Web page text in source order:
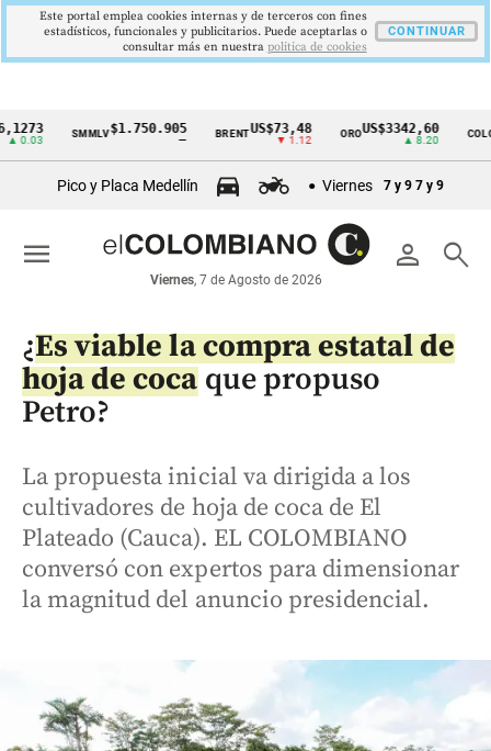
Cintillo
económicos
Colombia
SMMLV$1.750.905 BRENT US$73,48
▼ 1.12
ORO US$3342,60 COLCAP
Pico y Placa Medellín Viernes 7 y 9 7 y 9
person search
Viernes, 7 de Agosto de 2026
menu
¿Es viable la compra estatal de
hoja de cocaque propuso
Petro?
La propuesta inicial va dirigida a los
cultivadores de hoja de coca de El
Plateado (Cauca). EL COLOMBIANO
conversó con expertos para dimensionar
la magnitud del anuncio presidencial.
Este portal emplea cookies internas y de terceros con fines
estadísticos, funcionales y publicitarios. Puede aceptarlas o
consultar más en nuestra politica de cookies
CONTINUAR